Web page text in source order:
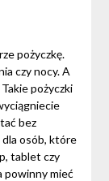
pożyczkę.
czy nocy. A
pożyczki
bez
osób, które
tablet czy
powinny mieć